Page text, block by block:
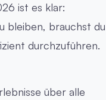
ist es klar:
bleiben, brauchst du
durchzuführen.
über alle